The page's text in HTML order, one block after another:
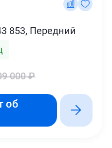
853, Передний
000 ₽
об